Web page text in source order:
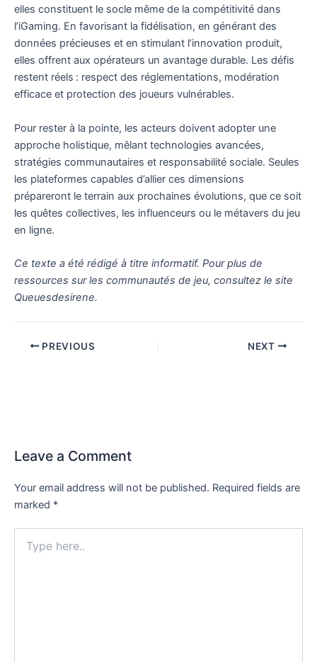
elles constituent le socle même de la compétitivité dans
l’iGaming. En favorisant la fidélisation, en générant des
données précieuses et en stimulant l’innovation produit,
elles offrent aux opérateurs un avantage durable. Les défis
restent réels : respect des réglementations, modération
efficace et protection des joueurs vulnérables.
Pour rester à la pointe, les acteurs doivent adopter une
approche holistique, mêlant technologies avancées,
stratégies communautaires et responsabilité sociale. Seules
les plateformes capables d’allier ces dimensions
prépareront le terrain aux prochaines évolutions, que ce soit
les quêtes collectives, les influenceurs ou le métavers du jeu
en ligne.
Ce texte a été rédigé à titre informatif. Pour plus de
ressources sur les communautés de jeu, consultez le site
Queuesdesirene.
PREVIOUS NEXT
Leave a Comment
Your email address will not be published. Required fields are
marked *
here..